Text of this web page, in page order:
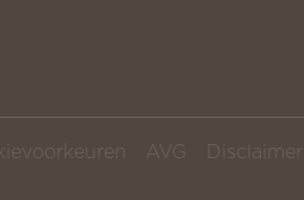
AVG Disclaimer